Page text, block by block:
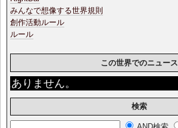
みんなで想像する世界規則
創作活動ルール
ルール
この世界でのニュース
りません。
検索